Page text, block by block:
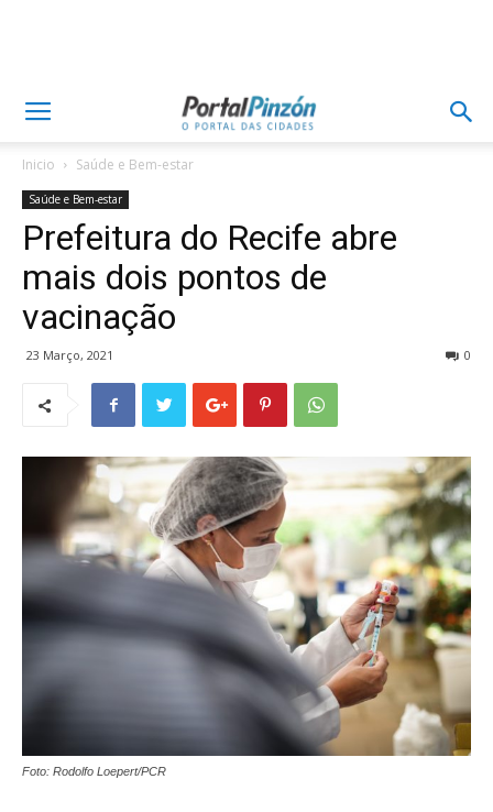
Inicio Saúde e Bem-estar
Saúde e Bem-estar
Prefeitura do Recife abre
mais dois pontos de
vacinação
23 Março, 2021 0
Foto: Rodolfo Loepert/PCR